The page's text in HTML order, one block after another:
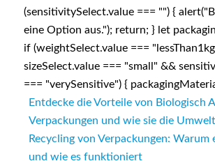
(sensitivitySelect.value === "") {
eine Option aus."); return; } let
if (weightSelect.value ===
sizeSelect.value === "small" &&
=== "verySensitive") {
Entdecke die Vorteile von Biologisch
Verpackungen und wie sie die
Recycling von Verpackungen: Warum
und wie es funktioniert